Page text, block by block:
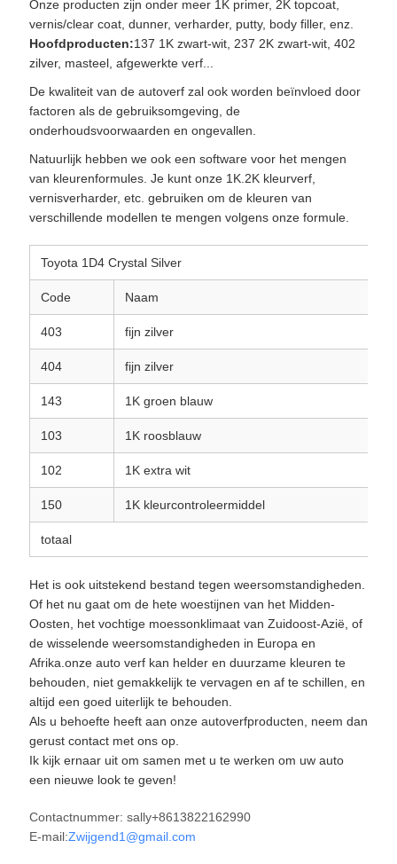
Onze producten zijn onder meer 1K primer, 2K topcoat,
vernis/clear coat, dunner, verharder, putty, body filler, enz.
Hoofdproducten:137 1K zwart-wit, 237 2K zwart-wit, 402
zilver, masteel, afgewerkte verf...
De kwaliteit van de autoverf zal ook worden beïnvloed door
factoren als de gebruiksomgeving, de
onderhoudsvoorwaarden en ongevallen.
Natuurlijk hebben we ook een software voor het mengen
van kleurenformules. Je kunt onze 1K.2K kleurverf,
vernisverharder, etc. gebruiken om de kleuren van
verschillende modellen te mengen volgens onze formule.
Toyota 1D4 Crystal Silver
Code Naam
403 fijn zilver
404 fijn zilver
143 1K groen blauw
103 1K roosblauw
102 1K extra wit
150 1K kleurcontroleermiddel
totaal
Het is ook uitstekend bestand tegen weersomstandigheden.
Of het nu gaat om de hete woestijnen van het Midden-
Oosten, het vochtige moessonklimaat van Zuidoost-Azië, of
de wisselende weersomstandigheden in Europa en
Afrika.onze auto verf kan helder en duurzame kleuren te
behouden, niet gemakkelijk te vervagen en af te schillen, en
altijd een goed uiterlijk te behouden.
Als u behoefte heeft aan onze autoverfproducten, neem dan
gerust contact met ons op.
Ik kijk ernaar uit om samen met u te werken om uw auto
een nieuwe look te geven!
Contactnummer: sally+8613822162990
E-mail:Zwijgend1@gmail.com